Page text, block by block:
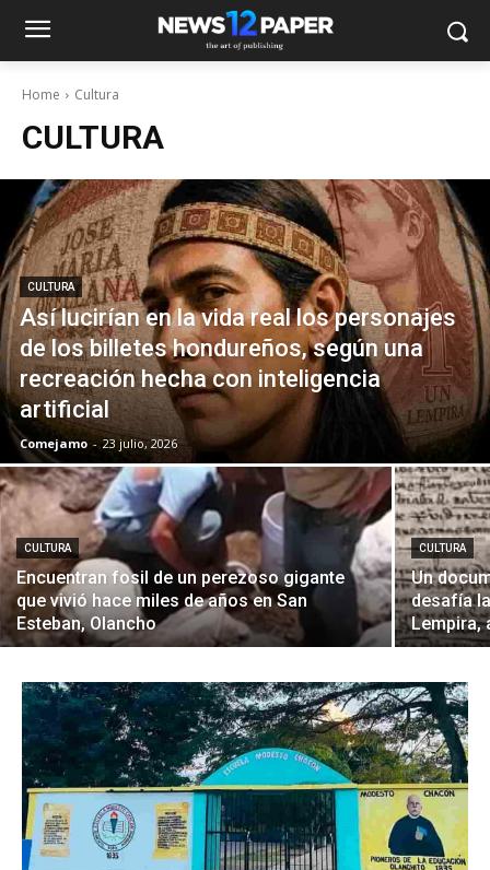
Home Cultura
CULTURA
CULTURA
Así lucirían en la vida real los personajes
de los billetes hondureños, según una
recreación hecha con inteligencia
artificial
Comejamo - 23 julio, 2026
CULTURA
Encuentran fosil de un perezoso gigante
que vivió hace miles de años en San
Esteban, Olancho
CULTURA
Un
desafía
Lempira,